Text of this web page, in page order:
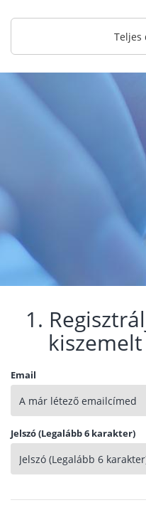
Teljes
1.
Email
Jelszó (Legalább 6 karakter)